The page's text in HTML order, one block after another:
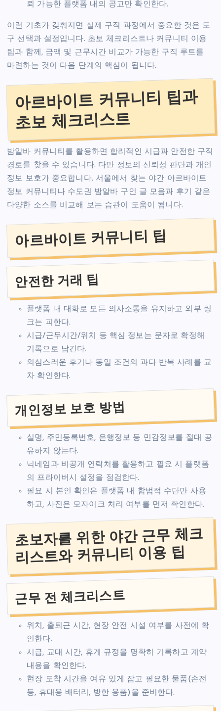
뢰 가능한 플랫폼 내의 공고만 확인한다.
이런 기초가 갖춰지면 실제 구직 과정에서 중요한 것은 도
구 선택과 설정입니다. 초보 체크리스트나 커뮤니티 이용
팁과 함께, 금액 및 근무시간 비교가 가능한 구직 루트를
마련하는 것이 다음 단계의 핵심이 됩니다.
아르바이트 커뮤니티 팁과
초보 체크리스트
밤알바 커뮤니티를 활용하면 합리적인 시급과 안전한 구직
경로를 찾을 수 있습니다. 다만 정보의 신뢰성 판단과 개인
정보 보호가 중요합니다. 서울에서 찾는 야간 아르바이트
정보 커뮤니티나 수도권 밤알바 구인 글 모음과 후기 같은
다양한 소스를 비교해 보는 습관이 도움이 됩니다.
아르바이트 커뮤니티 팁
안전한 거래 팁
플랫폼 내 대화로 모든 의사소통을 유지하고 외부 링
크는 피한다.
시급/근무시간/위치 등 핵심 정보는 문자로 확정해
기록으로 남긴다.
의심스러운 후기나 동일 조건의 과다 반복 사례를 교
차 확인한다.
개인정보 보호 방법
실명, 주민등록번호, 은행정보 등 민감정보를 절대 공
유하지 않는다.
닉네임과 비공개 연락처를 활용하고 필요 시 플랫폼
의 프라이버시 설정을 점검한다.
필요 시 본인 확인은 플랫폼 내 합법적 수단만 사용
하고, 사진은 모자이크 처리 여부를 먼저 확인한다.
초보자를 위한 야간 근무 체크
리스트와 커뮤니티 이용 팁
근무 전 체크리스트
위치, 출퇴근 시간, 현장 안전 시설 여부를 사전에 확
인한다.
시급, 교대 시간, 휴게 규정을 명확히 기록하고 계약
내용을 확인한다.
현장 도착 시간을 여유 있게 잡고 필요한 물품(손전
등, 휴대용 배터리, 방한 용품)을 준비한다.